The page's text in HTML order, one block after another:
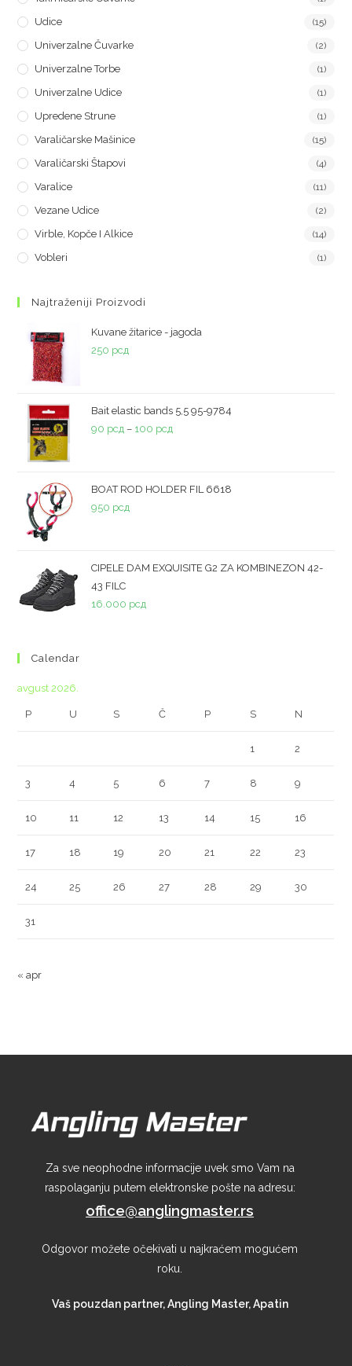
Udice (15)
Univerzalne Čuvarke (2)
Univerzalne Torbe (1)
Univerzalne Udice (1)
Upredene Strune (1)
Varaličarske Mašinice (15)
Varaličarski Štapovi (4)
Varalice (11)
Vezane Udice (2)
Virble, Kopče I Alkice (14)
Vobleri (1)
Najtraženiji Proizvodi
Kuvane žitarice - jagoda
250 рсд
Bait elastic bands 5,5 95-9784
90 рсд – 100 рсд
BOAT ROD HOLDER FIL 6618
950 рсд
CIPELE DAM EXQUISITE G2 ZA KOMBINEZON 42-
43 FILC
16.000 рсд
Calendar
avgust 2026.
P U S Č P S N
1 2
3 4 5 6 7 8 9
10 11 12 13 14 15 16
17 18 19 20 21 22 23
24 25 26 27 28 29 30
31
« apr
Za sve neophodne informacije uvek smo Vam na
raspolaganju putem elektronske pošte na adresu:
office@anglingmaster.rs
Odgovor možete očekivati u najkraćem mogućem
roku.
Vaš pouzdan partner, Angling Master, Apatin